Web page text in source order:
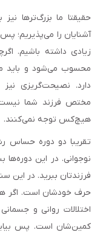
حقیقتا ما بزرگ‌ترها
آشنایان را می‌پذیریم؛ پس
زیادی داشته باشیم.
محسوب می‌شود و باید
دارد. نصیحت‌گریزی نیز
مختص فرزند شما
هیچ‌کس توجه نمی‌کنند.
نوجوانی. در این
فرزندتان ببرید. در این
حرف خودشان است. اگر هم
اختلالات روانی و
کمین‌شان است. پس